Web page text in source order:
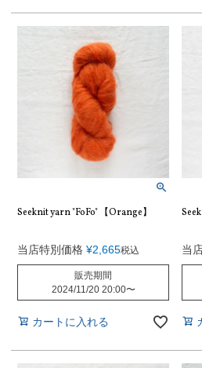
Seeknit yarn "FoFo" 【Orange】
当店特別価格 ¥2,665税込
販売期間
2024/11/20 20:00〜
カートに入れる
当